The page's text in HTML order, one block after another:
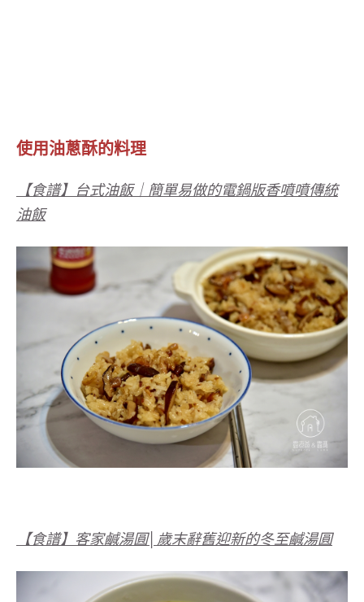
使用油蔥酥的料理
【食譜】台式油飯｜簡單易做的電鍋版香噴噴傳統
油飯
【食譜】客家鹹湯圓│歲末辭舊迎新的冬至鹹湯圓